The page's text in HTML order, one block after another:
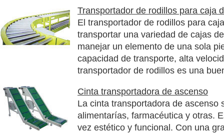
Transportador de rodillos para caja
El transportador de rodillos para
transportar una variedad de cajas
manejar un elemento de una sola
capacidad de transporte, alta
transportador de rodillos es una
Cinta transportadora de ascenso
La cinta transportadora de ascenso
alimentarías, farmacéutica y otras.
vez estético y funcional. Con una